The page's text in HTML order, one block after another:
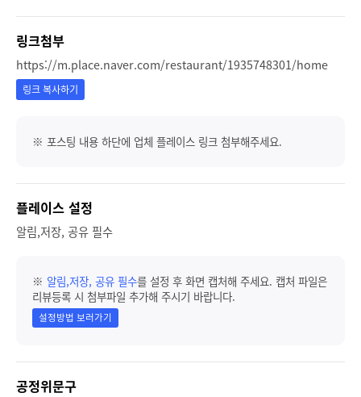
링크첨부
https://m.place.naver.com/restaurant/1935748301/home
링크 복사하기
※ 포스팅 내용 하단에 업체 플레이스 링크 첨부해주세요.
플레이스 설정
알림,저장, 공유 필수
※ 알림,저장, 공유 필수를 설정 후 화면 캡처해 주세요. 캡처 파일은
리뷰등록 시 첨부파일 추가해 주시기 바랍니다.
설정방법 보러가기
공정위문구